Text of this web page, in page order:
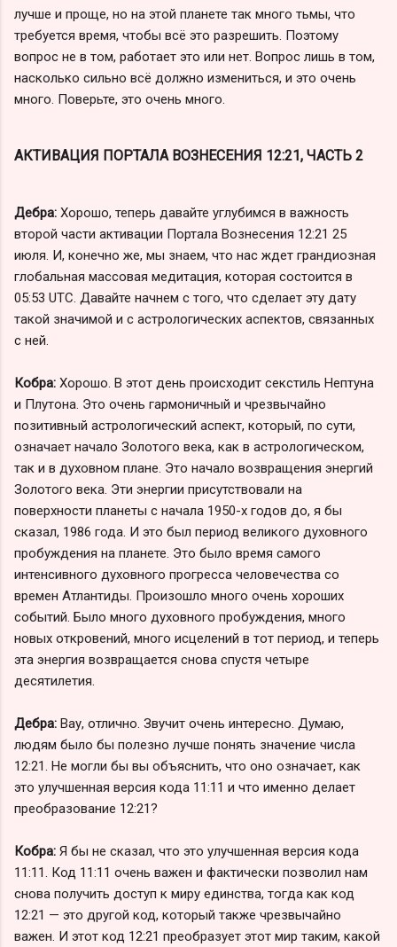
лучше и проще, но на этой планете так много тьмы, что
требуется время, чтобы всё это разрешить. Поэтому
вопрос не в том, работает это или нет. Вопрос лишь в том,
насколько сильно всё должно измениться, и это очень
много. Поверьте, это очень много.
АКТИВАЦИЯ ПОРТАЛА ВОЗНЕСЕНИЯ 12:21, ЧАСТЬ 2
Дебра: Хорошо, теперь давайте углубимся в важность
второй части активации Портала Вознесения 12:21 25
июля. И, конечно же, мы знаем, что нас ждет грандиозная
глобальная массовая медитация, которая состоится в
05:53 UTC. Давайте начнем с того, что сделает эту дату
такой значимой и с астрологических аспектов, связанных
с ней.
Кобра: Хорошо. В этот день происходит секстиль Нептуна
и Плутона. Это очень гармоничный и чрезвычайно
позитивный астрологический аспект, который, по сути,
означает начало Золотого века, как в астрологическом,
так и в духовном плане. Это начало возвращения энергий
Золотого века. Эти энергии присутствовали на
поверхности планеты с начала 1950-х годов до, я бы
сказал, 1986 года. И это был период великого духовного
пробуждения на планете. Это было время самого
интенсивного духовного прогресса человечества со
времен Атлантиды. Произошло много очень хороших
событий. Было много духовного пробуждения, много
новых откровений, много исцелений в тот период, и теперь
эта энергия возвращается снова спустя четыре
десятилетия.
Дебра: Вау, отлично. Звучит очень интересно. Думаю,
людям было бы полезно лучше понять значение числа
12:21. Не могли бы вы объяснить, что оно означает, как
это улучшенная версия кода 11:11 и что именно делает
преобразование 12:21?
Кобра: Я бы не сказал, что это улучшенная версия кода
11:11. Код 11:11 очень важен и фактически позволил нам
снова получить доступ к миру единства, тогда как код
12:21 — это другой код, который также чрезвычайно
важен. И этот код 12:21 преобразует этот мир таким, какой